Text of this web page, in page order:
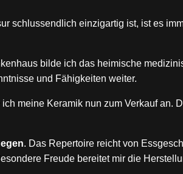
schlussendlich einzigartig ist, ist es
bilde ich das heimische
und Fähigkeiten weiter.
meine Keramik nun zum Verkauf an.
. Das Repertoire reicht von
Freude bereitet mir die